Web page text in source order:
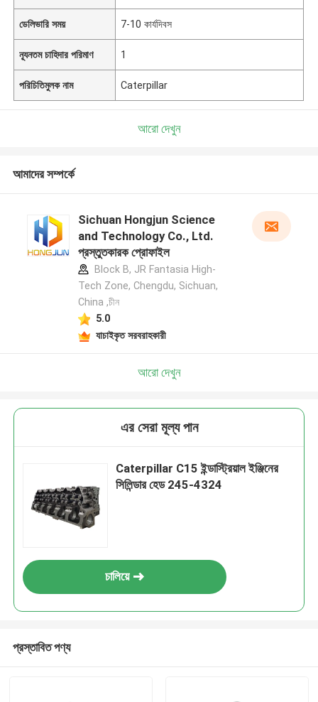
ডেলিভারি সময় 7-10 কার্যদিবস
ন্যূনতম চাহিদার পরিমাণ 1
পরিচিতিমুলক নাম Caterpillar
আরো দেখুন
আমাদের সম্পর্কে
Sichuan Hongjun Science
and Technology Co., Ltd.
প্রস্তুতকারক প্রোফাইল
Block B, JR Fantasia High-
Tech Zone, Chengdu, Sichuan,
China ,চীন
5.0
যাচাইকৃত সরবরাহকারী
আরো দেখুন
এর সেরা মূল্য পান
Caterpillar C15 ইন্ডাস্ট্রিয়াল ইঞ্জিনের
সিলিন্ডার হেড 245-4324
চালিয়ে
প্রস্তাবিত পণ্য